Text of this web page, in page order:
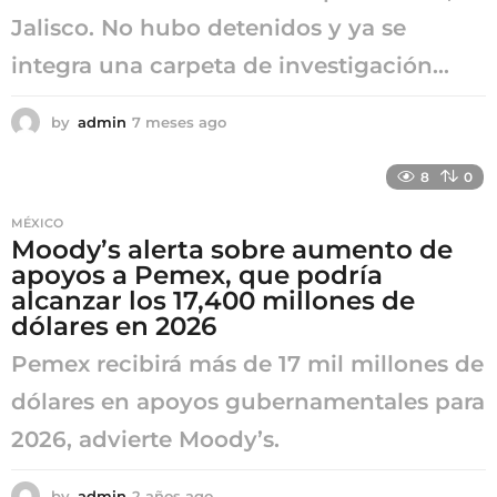
Jalisco. No hubo detenidos y ya se
integra una carpeta de investigación...
by admin 7 meses ago
a
o
8 0
MÉXICO
Moody’s alerta sobre aumento de
apoyos a Pemex, que podría
alcanzar los 17,400 millones de
dólares en 2026
Pemex recibirá más de 17 mil millones de
dólares en apoyos gubernamentales para
2026, advierte Moody’s.